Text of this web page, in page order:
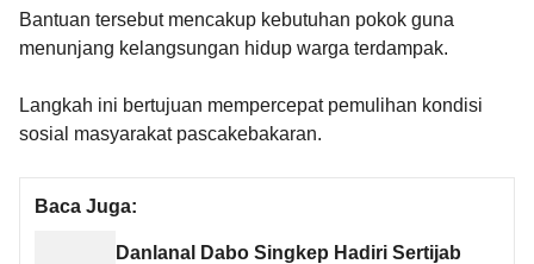
Bantuan tersebut mencakup kebutuhan pokok guna
menunjang kelangsungan hidup warga terdampak.
Langkah ini bertujuan mempercepat pemulihan kondisi
sosial masyarakat pascakebakaran.
Baca Juga:
Danlanal Dabo Singkep Hadiri Sertijab